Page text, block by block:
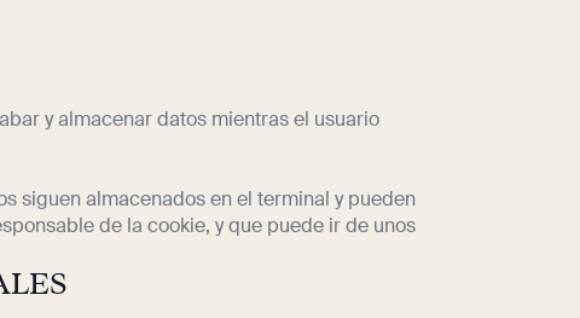
y almacenar datos mientras el usuario
siguen almacenados en el terminal y pueden
de la cookie, y que puede ir de unos